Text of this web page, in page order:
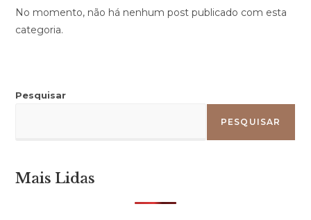
No momento, não há nenhum post publicado com esta
categoria.
Pesquisar
PESQUISAR
Mais Lidas